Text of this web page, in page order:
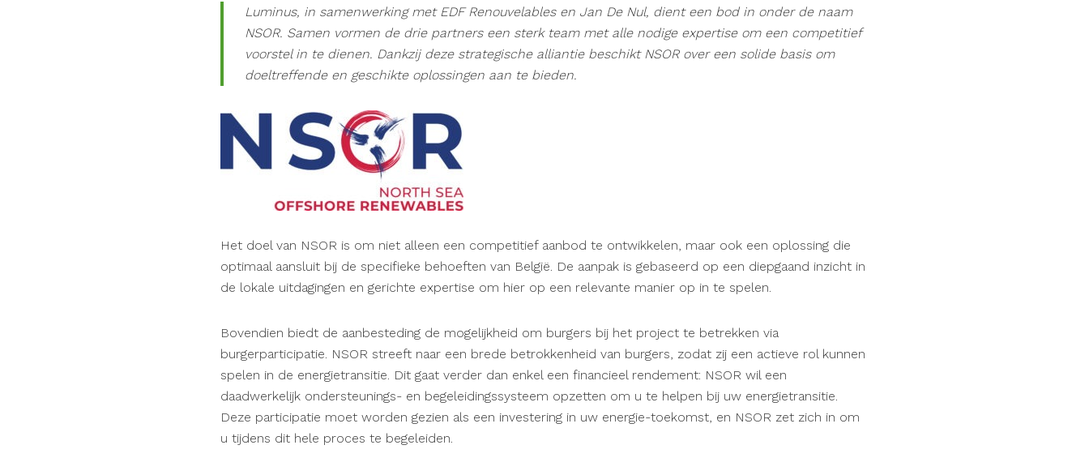
Luminus, in samenwerking met EDF Renouvelables en Jan De Nul, dient een bod in onder de naam
NSOR. Samen vormen de drie partners een sterk team met alle nodige expertise om een competitief
voorstel in te dienen. Dankzij deze strategische alliantie beschikt NSOR over een solide basis om
doeltreffende en geschikte oplossingen aan te bieden.
Het doel van NSOR is om niet alleen een competitief aanbod te ontwikkelen, maar ook een oplossing die
optimaal aansluit bij de specifieke behoeften van België. De aanpak is gebaseerd op een diepgaand inzicht in
de lokale uitdagingen en gerichte expertise om hier op een relevante manier op in te spelen.
Bovendien biedt de aanbesteding de mogelijkheid om burgers bij het project te betrekken via
burgerparticipatie. NSOR streeft naar een brede betrokkenheid van burgers, zodat zij een actieve rol kunnen
spelen in de energietransitie. Dit gaat verder dan enkel een financieel rendement: NSOR wil een
daadwerkelijk ondersteunings- en begeleidingssysteem opzetten om u te helpen bij uw energietransitie.
Deze participatie moet worden gezien als een investering in uw energie-toekomst, en NSOR zet zich in om
u tijdens dit hele proces te begeleiden.